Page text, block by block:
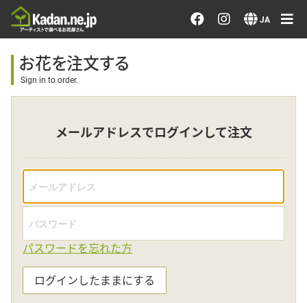
JA
お花を注文する・探す
おまかせ注文
最近のオーダー作品
アーティストで選ぶ
届けたい気持ちで選ぶ
ログイン
お花を注文する
Sign in to order.
メールアドレスでログインして注文
パスワードを忘れた方
ログインしたままにする